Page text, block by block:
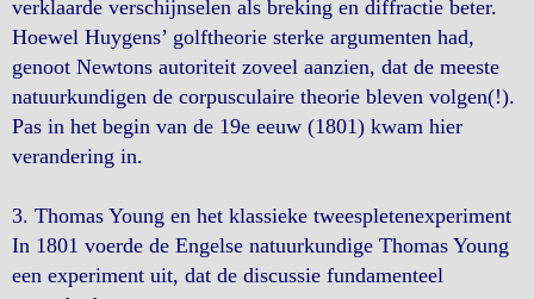
verklaarde verschijnselen als breking en diffractie beter.
Hoewel Huygens’ golftheorie sterke argumenten had,
genoot Newtons autoriteit zoveel aanzien, dat de meeste
natuurkundigen de corpusculaire theorie bleven volgen(!).
Pas in het begin van de 19e eeuw (1801) kwam hier
verandering in.
3. Thomas Young en het klassieke tweespletenexperiment
In 1801 voerde de Engelse natuurkundige Thomas Young
een experiment uit, dat de discussie fundamenteel